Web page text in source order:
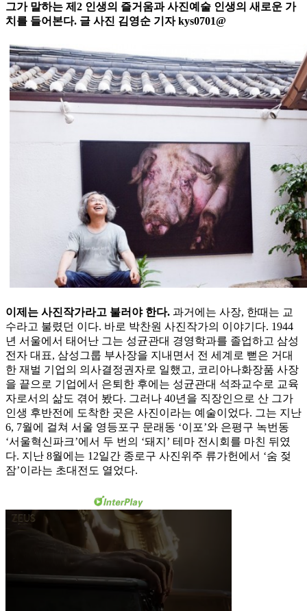
그가 말하는 제2 인생의 즐거움과 사진예술 인생의 새로운 가
치를 들어본다. 글 사진 김영순 기자 kys0701@
이제는 사진작가라고 불러야 한다. 과거에는 사장, 한때는 교
수라고 불렸던 이다. 바로 박찬원 사진작가의 이야기다. 1944
년 서울에서 태어난 그는 성균관대 경영학과를 졸업하고 삼성
전자 대표, 삼성그룹 부사장을 지내면서 전 세계로 뻗은 거대
한 재벌 기업의 의사결정권자로 일했고, 코리아나화장품 사장
을 끝으로 기업에서 은퇴한 후에는 성균관대 석좌교수로 교육
자로서의 삶도 겪어 봤다. 그러나 40년을 직장인으로 산 그가
인생 후반전에 도착한 곳은 사진이라는 예술이었다. 그는 지난
6, 7월에 걸쳐 서울 영등포구 문래동 ‘이포’와 은평구 녹번동
‘서울혁신파크’에서 두 번의 ‘돼지’ 테마 전시회를 마친 뒤였
다. 지난 8월에는 12일간 종로구 사진위주 류가헌에서 ‘숨 젖
잠’이라는 초대전도 열었다.